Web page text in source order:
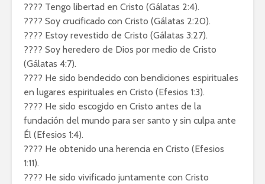
???? Tengo libertad en Cristo (Gálatas 2:4).
???? Soy crucificado con Cristo (Gálatas 2:20).
???? Estoy revestido de Cristo (Gálatas 3:27).
???? Soy heredero de Dios por medio de Cristo
(Gálatas 4:7).
???? He sido bendecido con bendiciones espirituales
en lugares espirituales en Cristo (Efesios 1:3).
???? He sido escogido en Cristo antes de la
fundación del mundo para ser santo y sin culpa ante
Él (Efesios 1:4).
???? He obtenido una herencia en Cristo (Efesios
1:11).
???? He sido vivificado juntamente con Cristo